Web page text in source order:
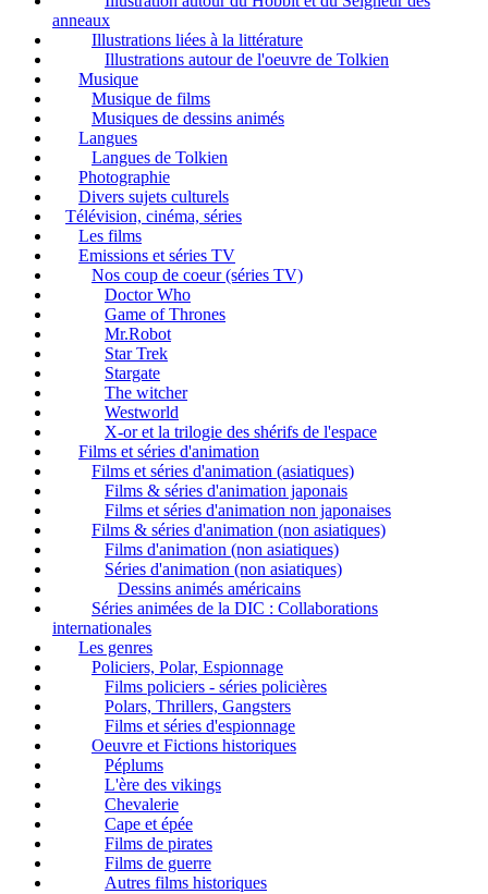
anneaux
Illustrations liées à la littérature
Illustrations autour de l'oeuvre de Tolkien
Musique
Musique de films
Musiques de dessins animés
Langues
Langues de Tolkien
Photographie
Divers sujets culturels
Télévision, cinéma, séries
Les films
Emissions et séries TV
Nos coup de coeur (séries TV)
Doctor Who
Game of Thrones
Mr.Robot
Star Trek
Stargate
The witcher
Westworld
X-or et la trilogie des shérifs de l'espace
Films et séries d'animation
Films et séries d'animation (asiatiques)
Films & séries d'animation japonais
Films et séries d'animation non japonaises
Films & séries d'animation (non asiatiques)
Films d'animation (non asiatiques)
Séries d'animation (non asiatiques)
Dessins animés américains
Séries animées de la DIC : Collaborations
internationales
Les genres
Policiers, Polar, Espionnage
Films policiers - séries policières
Polars, Thrillers, Gangsters
Films et séries d'espionnage
Oeuvre et Fictions historiques
Péplums
L'ère des vikings
Chevalerie
Cape et épée
Films de pirates
Films de guerre
Autres films historiques